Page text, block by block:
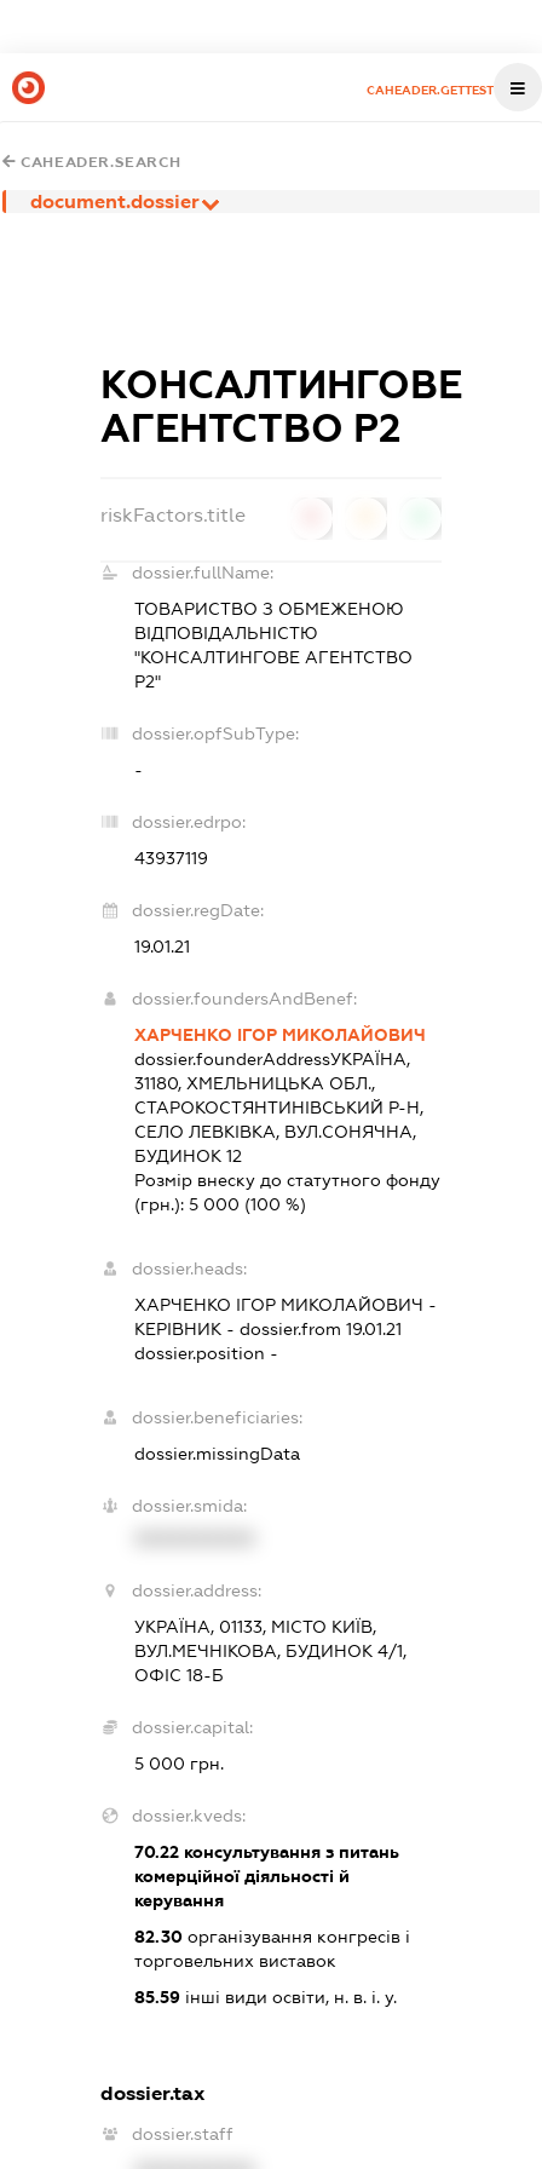
CAHEADER.GETTEST
CAHEADER.SEARCH
document.dossier
КОНСАЛТИНГОВЕ
АГЕНТСТВО Р2
riskFactors.title
dossier.fullName:
ТОВАРИСТВО З ОБМЕЖЕНОЮ
ВІДПОВІДАЛЬНІСТЮ
"КОНСАЛТИНГОВЕ АГЕНТСТВО
Р2"
dossier.opfSubType:
-
dossier.edrpo:
43937119
dossier.regDate:
19.01.21
dossier.foundersAndBenef:
ХАРЧЕНКО ІГОР МИКОЛАЙОВИЧ
dossier.founderAddressУКРАЇНА,
31180, ХМЕЛЬНИЦЬКА ОБЛ.,
СТАРОКОСТЯНТИНІВСЬКИЙ Р-Н,
СЕЛО ЛЕВКІВКА, ВУЛ.СОНЯЧНА,
БУДИНОК 12
Розмір внеску до статутного фонду
(грн.): 5 000 (100 %)
dossier.heads:
ХАРЧЕНКО ІГОР МИКОЛАЙОВИЧ -
КЕРІВНИК - dossier.from 19.01.21
dossier.position -
dossier.beneficiaries:
dossier.missingData
dossier.smida:
dossier.address:
УКРАЇНА, 01133, МІСТО КИЇВ,
ВУЛ.МЕЧНІКОВА, БУДИНОК 4/1,
ОФІС 18-Б
dossier.capital:
5 000 грн.
dossier.kveds:
70.22консультування з питань
комерційної діяльності й
керування
82.30організування конгресів і
торговельних виставок
85.59інші види освіти, н. в. і. у.
dossier.tax
dossier.staff